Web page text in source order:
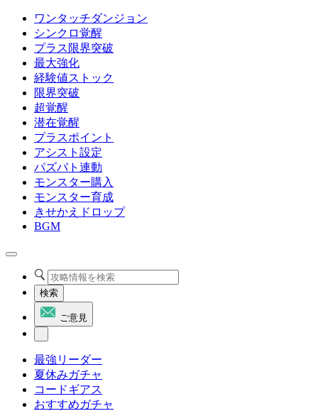
ワンタッチダンジョン
シンクロ覚醒
プラス限界突破
最大強化
経験値ストック
限界突破
超覚醒
潜在覚醒
プラスポイント
アシスト設定
パズバト連動
モンスター購入
モンスター育成
きせかえドロップ
BGM
検索
ご意見
最強リーダー
夏休みガチャ
コードギアス
おすすめガチャ